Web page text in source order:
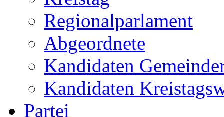
Regionalparlament
Abgeordnete
Kandidaten
Kandidaten
Partei